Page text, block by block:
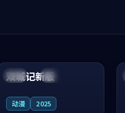
中国 独播
双城记新版
动漫 2025